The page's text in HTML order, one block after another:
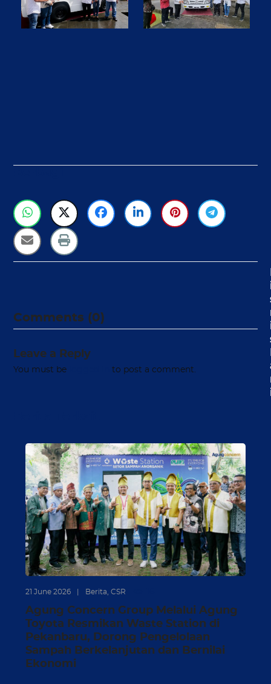
Comments (0)
Leave a Reply
You must be to post a comment.
21 June 2026 Berita ,CSR
Agung Concern Group Melalui Agung
Toyota Resmikan Waste Station di
Pekanbaru, Dorong Pengelolaan
Sampah Berkelanjutan dan Bernilai
Ekonomi